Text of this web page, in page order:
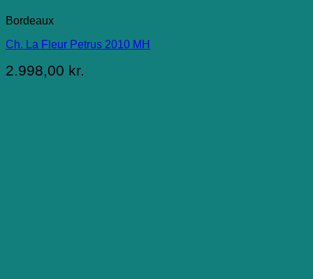
Bordeaux
Ch. La Fleur Petrus 2010 MH
2.998,00 kr.